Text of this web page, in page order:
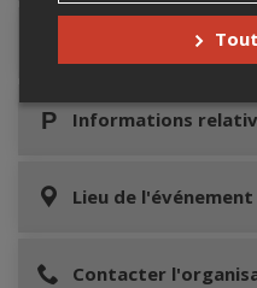
Accès au site de
Informations
Lieu de l'événement
Contacter